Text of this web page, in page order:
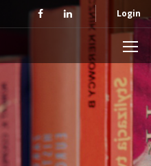
Login